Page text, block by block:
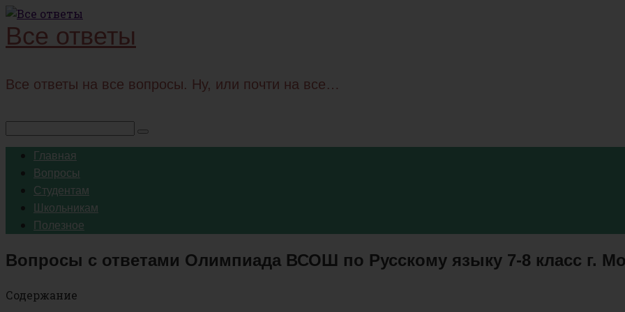
Перейти
к
контенту
Все ответы
Все ответы на все вопросы. Ну, или почти на все…
Поиск:
Главная
Вопросы
Студентам
Школьникам
Полезное
Вопросы с ответами Олимпиада ВСОШ по Русскому языку 7-8 класс г.
Содержание